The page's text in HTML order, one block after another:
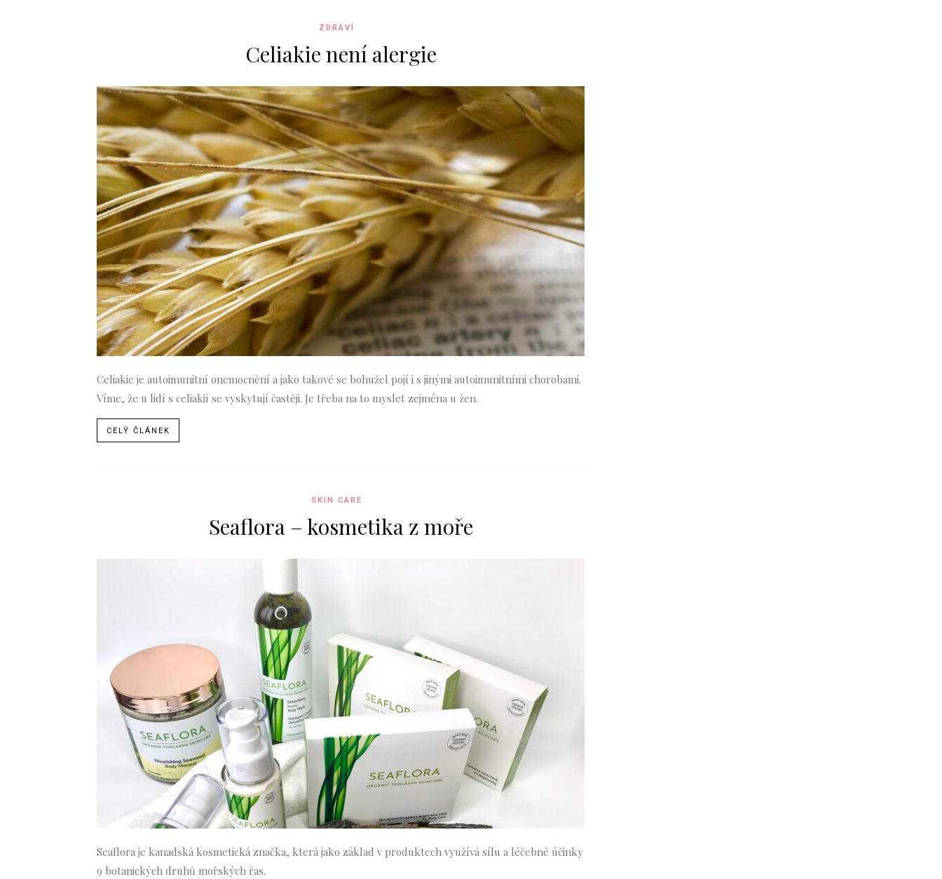
ZDRAVÍ
Celiakie není alergie
Celiakie je autoimunitní onemocnění a jako takové se bohužel pojí i s jinými autoimunitními chorobami.
Víme, že u lidí s celiakií se vyskytují častěji. Je třeba na to myslet zejména u žen.
CELÝ ČLÁNEK
SKIN CARE
Seaflora – kosmetika z moře
Seaflora je kanadská kosmetická značka, která jako základ v produktech využívá sílu a léčebné účinky
9 botanických druhů mořských řas.